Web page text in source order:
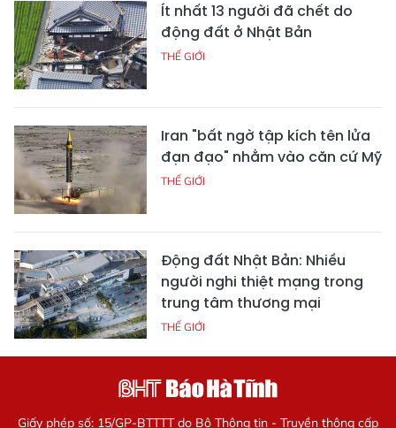
Ít nhất 13 người đã chết do
động đất ở Nhật Bản
THẾ GIỚI
Iran "bất ngờ tập kích tên lửa
đạn đạo" nhằm vào căn cứ Mỹ
THẾ GIỚI
Động đất Nhật Bản: Nhiều
người nghi thiệt mạng trong
trung tâm thương mại
THẾ GIỚI
Giấy phép số: 15/GP-BTTTT do Bộ Thông tin - Truyền thông cấp